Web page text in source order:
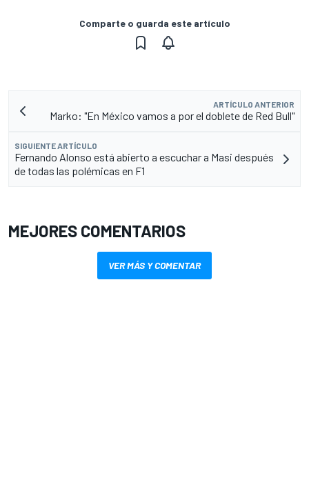
Comparte o guarda este artículo
ARTÍCULO ANTERIOR
Marko: "En México vamos a por el doblete de Red Bull"
SIGUIENTE ARTÍCULO
Fernando Alonso está abierto a escuchar a Masi después
de todas las polémicas en F1
MEJORES COMENTARIOS
VER MÁS Y COMENTAR